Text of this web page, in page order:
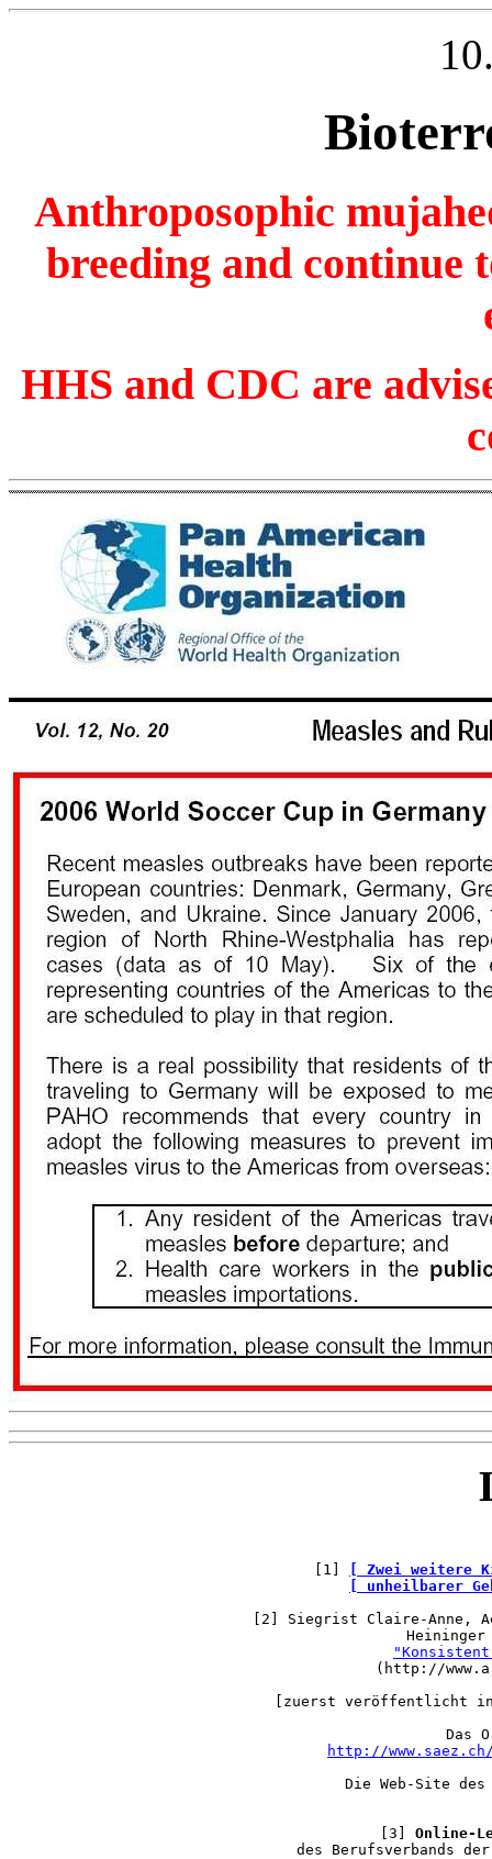
Anthroposophic
breeding and continue
HHS and CDC are
[1]
[ Zwei weitere
[ unheilbarer
[2] Siegrist Claire-Anne,
Heininger
(http://
[zuerst veröffentlicht
Das
http://www.saez.ch/
Die Web-Site
[3] Online-
des Berufsverbands